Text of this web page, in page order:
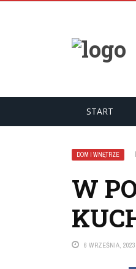
START
DOM I WNĘTRZE
W
6 WRZEŚNIA, 2023